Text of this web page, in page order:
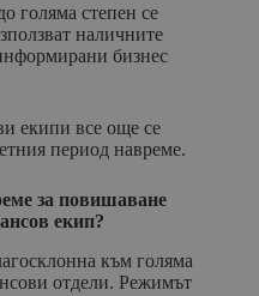
голяма степен се
наличните
бизнес
екипи все още се
период навреме.
за повишаване
екип?
към голяма
отдели. Режимът